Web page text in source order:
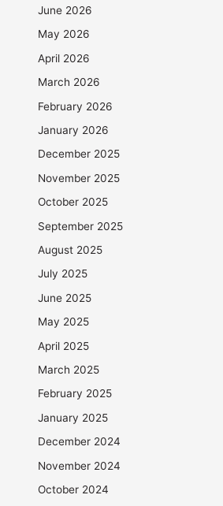
June 2026
May 2026
April 2026
March 2026
February 2026
January 2026
December 2025
November 2025
October 2025
September 2025
August 2025
July 2025
June 2025
May 2025
April 2025
March 2025
February 2025
January 2025
December 2024
November 2024
October 2024